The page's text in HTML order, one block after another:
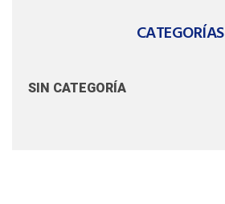
CATEGORÍAS
SIN CATEGORÍA